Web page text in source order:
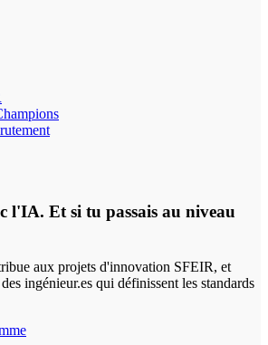
l'IA. Et si tu passais au niveau
aux projets d'innovation SFEIR, et
ingénieur.es qui définissent les standards